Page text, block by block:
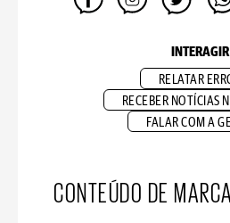
INTERAGIR
RELATAR
RECEBER NOTÍCIAS
FALAR COM A
CONTEÚDO DE MARCA